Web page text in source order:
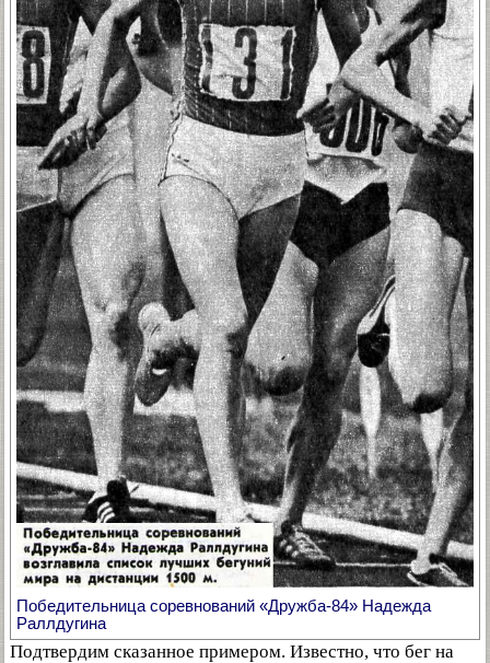
Победительница соревнований «Дружба-84» Надежда
Раллдугина
Подтвердим сказанное примером. Известно, что бег на